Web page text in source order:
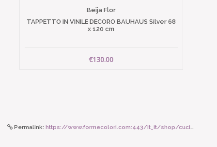
Beija Flor
TAPPETTO IN VINILE DECORO BAUHAUS Silver 68
x 120 cm
€130.00
Permalink: https://www.formecolori.com:443/it_it/shop/cucina/piatti_in_melamina/rice_piatto_piano_in_tinta_unita_soft_pink/4669